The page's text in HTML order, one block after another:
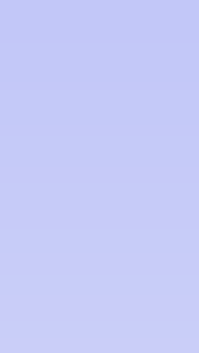
у статусі